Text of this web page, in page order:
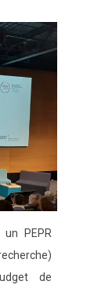
PEPR
de